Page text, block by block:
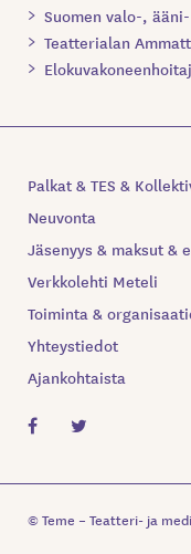
Suomen valo-,
Teatterialan
Palkat & TES &
Neuvonta
Jäsenyys & maksut &
Verkkolehti Meteli
Toiminta &
Yhteystiedot
Ajankohtaista
© Teme – Teatteri- ja